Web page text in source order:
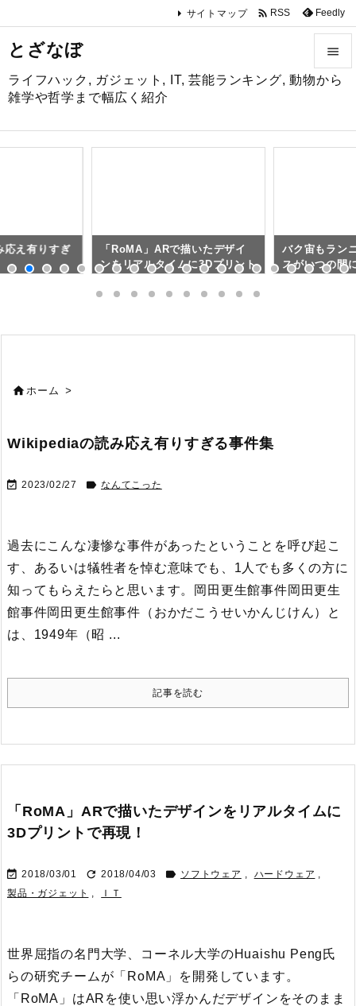
とざなぼ
ライフハック, ガジェット, IT, 芸能ランキング, 動物から
雑学や哲学まで幅広く紹介




次へ
サイトマップ  RSS Feedly
え有りすぎ
「RoMA」ARで描いたデザイ
ンをリアルタイムに3Dプリント
バク宙もラン
スがいつの間
ホーム >
Wikipediaの読み応え有りすぎる事件集
 2023/02/27  なんてこった
過去にこんな凄惨な事件があったということを呼び起こ
す、あるいは犠牲者を悼む意味でも、1人でも多くの方に
知ってもらえたらと思います。
岡田更生館事件岡田更生
館事件岡田更生館事件（おかだこうせいかんじけん）と
は、1949年（昭 ...
記事を読む
「RoMA」ARで描いたデザインをリアルタイムに
3Dプリントで再現！
 2018/03/01  2018/04/03  ソフトウェア , ハードウェア ,
製品・ガジェット , ＩＴ
世界屈指の名門大学、コーネル大学のHuaishu Peng氏
らの研究チームが「RoMA」を開発しています。
「RoMA」はARを使い思い浮かんだデザインをそのまま